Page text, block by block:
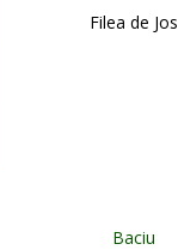
Filea de Jos
Baciu